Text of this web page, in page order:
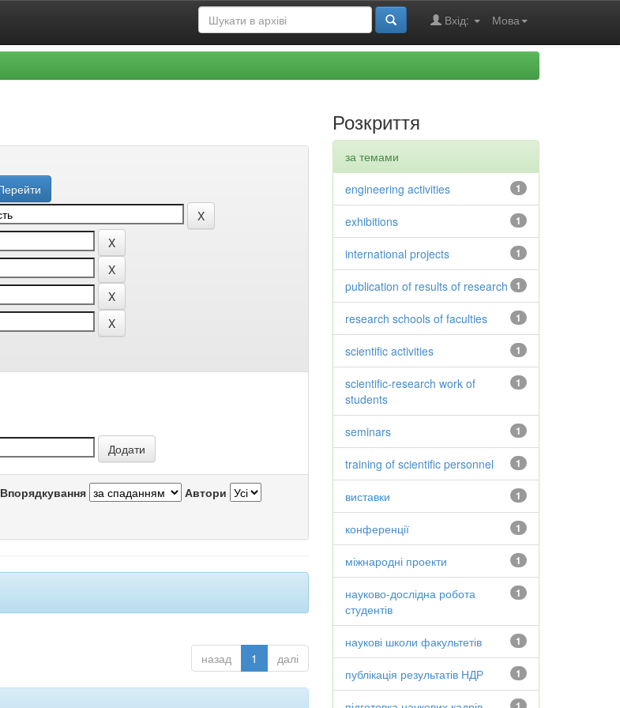
Мова
Вхід:
Впорядкування Автори
назад 1 далі
Розкриття
за темами
1
engineering activities
1
exhibitions
1
international projects
1
publication of results of research
1
research schools of faculties
1
scientific activities
1
scientific-research work of
students
1
seminars
1
training of scientific personnel
1
виставки
1
конференції
1
міжнародні проекти
1
науково-дослідна робота
студентів
1
наукові школи факультетів
1
публікація результатів НДР